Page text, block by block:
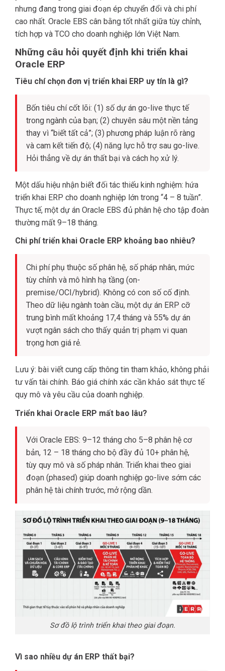
nhưng đang trong giai đoạn ép chuyển đổi và chi phí
cao nhất. Oracle EBS cân bằng tốt nhất giữa tùy chỉnh,
tích hợp và TCO cho doanh nghiệp lớn Việt Nam.
Những câu hỏi quyết định khi triển khai
Oracle ERP
Tiêu chí chọn đơn vị triển khai ERP uy tín là gì?
Bốn tiêu chí cốt lõi: (1) số dự án go-live thực tế
trong ngành của bạn; (2) chuyên sâu một nền tảng
thay vì “biết tất cả”; (3) phương pháp luận rõ ràng
và cam kết tiến độ; (4) năng lực hỗ trợ sau go-live.
Hỏi thẳng về dự án thất bại và cách họ xử lý.
Một dấu hiệu nhận biết đối tác thiếu kinh nghiệm: hứa
triển khai ERP cho doanh nghiệp lớn trong “4 – 8 tuần”.
Thực tế, một dự án Oracle EBS đủ phân hệ cho tập đoàn
thường mất 9–18 tháng.
Chi phí triển khai Oracle ERP khoảng bao nhiêu?
Chi phí phụ thuộc số phân hệ, số pháp nhân, mức
tùy chỉnh và mô hình hạ tầng (on-
premise/OCI/hybrid). Không có con số cố định.
Theo dữ liệu ngành toàn cầu, một dự án ERP cỡ
trung bình mất khoảng 17,4 tháng và 55% dự án
vượt ngân sách cho thấy quản trị phạm vi quan
trọng hơn giá rẻ.
Lưu ý: bài viết cung cấp thông tin tham khảo, không phải
tư vấn tài chính. Báo giá chính xác cần khảo sát thực tế
quy mô và yêu cầu của doanh nghiệp.
Triển khai Oracle ERP mất bao lâu?
Với Oracle EBS: 9–12 tháng cho 5–8 phân hệ cơ
bản, 12 – 18 tháng cho bộ đầy đủ 10+ phân hệ,
tùy quy mô và số pháp nhân. Triển khai theo giai
đoạn (phased) giúp doanh nghiệp go-live sớm các
phân hệ tài chính trước, mở rộng dần.
Sơ đồ lộ trình triển khai theo giai đoạn.
Vì sao nhiều dự án ERP thất bại?